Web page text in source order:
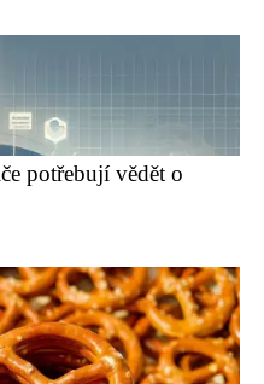
potřebují vědět o